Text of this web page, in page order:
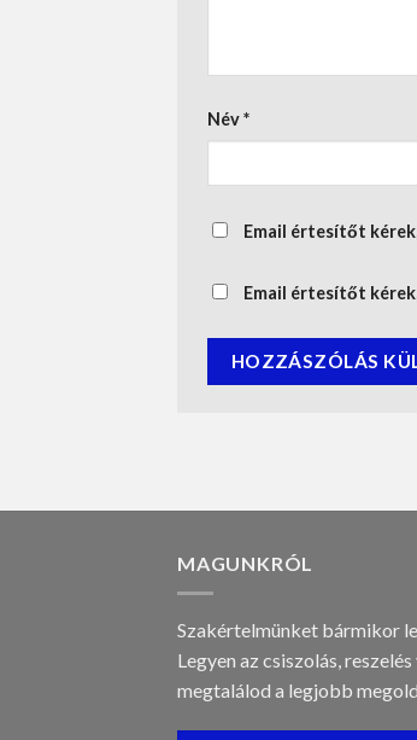
Név*
Email értesítőt
Email értesítőt
MAGUNKRÓL
Szakértelmünket bármikor
Legyen az csiszolás,
megtalálod a legjobb